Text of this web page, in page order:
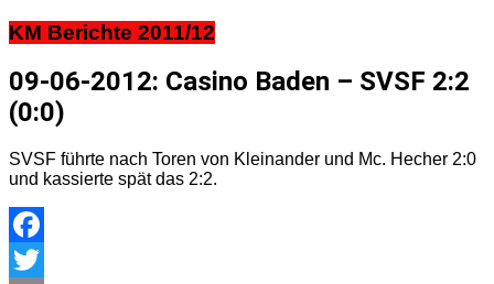
KM Berichte 2011/12
09-06-2012: Casino Baden – SVSF 2:2
(0:0)
SVSF führte nach Toren von Kleinander und Mc. Hecher 2:0
und kassierte spät das 2:2.
Facebook